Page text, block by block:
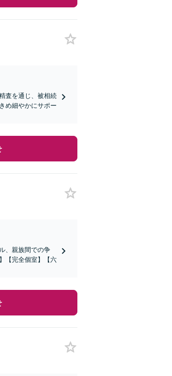
査を通じ、被相続
め細やかにサポー
、親族間での争
【完全個室】【六